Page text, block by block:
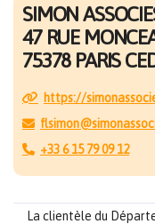
SIMON
47 RUE
75378 PARIS
https://
+33 6 15 79 09 12
La clientèle du